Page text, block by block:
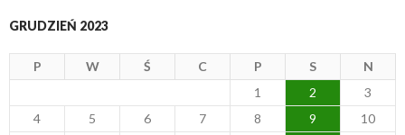
GRUDZIEŃ 2023
P W Ś C P S N
1 2
3
4
5 6 7 8 9
10